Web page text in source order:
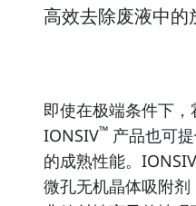
高效去除废液中的
即使在极端条件下
IONSIV™ 产品也可
的成熟性能。IONSIV
微孔无机晶体吸附